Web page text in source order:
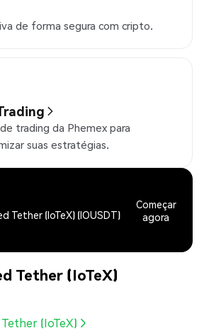
de forma segura com cripto.
trading da Phemex para
suas estratégias.
Tether (IoTeX) (IOUSDT)
Começar
agora
Tether (IoTeX)
(IoTeX)